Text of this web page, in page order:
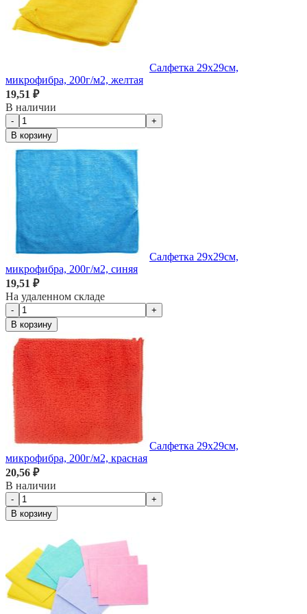
Салфетка 29х29см,
микрофибра, 200г/м2, желтая
19,51 ₽
В наличии
-
+
В корзину
Салфетка 29х29см,
микрофибра, 200г/м2, синяя
19,51 ₽
На удаленном складе
-
+
В корзину
Салфетка 29х29см,
микрофибра, 200г/м2, красная
20,56 ₽
В наличии
-
+
В корзину